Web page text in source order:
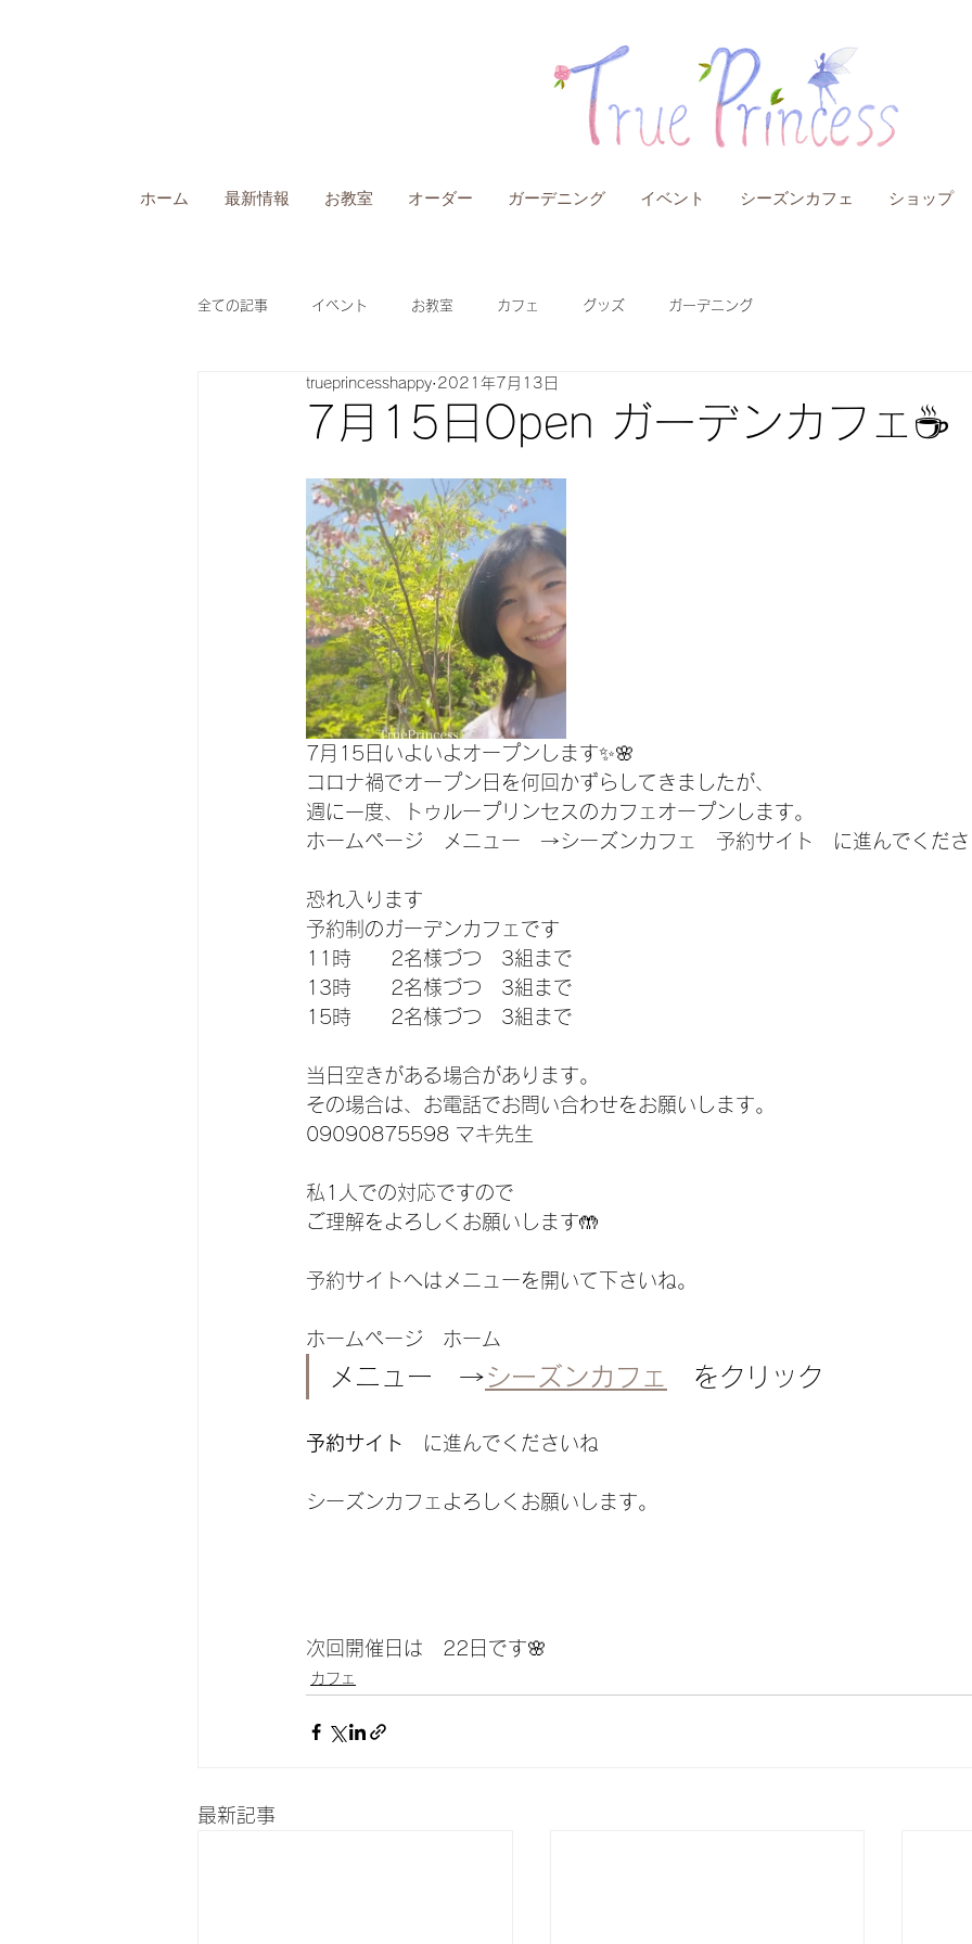
ホーム 最新情報 お教室 オーダー ガーデニング イベント シーズンカフェ ショップ
全ての記事 イベント お教室 カフェ グッズ ガーデニング
7月15日Open ガーデンカフェ☕️
trueprincesshappy 2021年7月13日
7月15日いよいよオープンします✨🌸
コロナ禍でオープン日を何回かずらしてきましたが、
週に一度、トゥループリンセスのカフェオープンします。
ホームページ　メニュー　→シーズンカフェ　予約サイト　に進んでくだ
恐れ入ります
予約制のガーデンカフェです
11時　　2名様づつ　3組まで
13時　　2名様づつ　3組まで
15時　　2名様づつ　3組まで
当日空きがある場合があります。
その場合は、お電話でお問い合わせをお願いします。
09090875598 マキ先生
私1人での対応ですので
ご理解をよろしくお願いします🤲
予約サイトへはメニューを開いて下さいね。
ホームページ　ホーム
メニュー　→シーズンカフェ をクリック
予約サイト に進んでくださいね
シーズンカフェよろしくお願いします。
次回開催日は　22日です🌸
カフェ
最新記事